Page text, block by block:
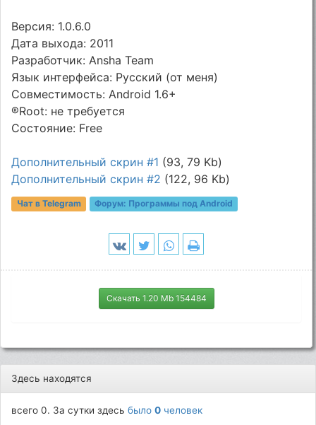
Версия: 1.0.6.0
Дата выхода: 2011
Разработчик: Ansha Team
Язык интерфейса: Русский (от меня)
Совместимость: Android 1.6+
®Root: не требуется
Состояние: Free
Дополнительный скрин #1 (93, 79 Kb)
Дополнительный скрин #2 (122, 96 Kb)
Чат в Telegram Форум: Программы под Android
Скачать 1.20 Mb 154484
Здесь находятся
всего 0. За сутки здесьбыло0 человек